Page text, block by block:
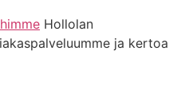
Hollolan
ja kertoa